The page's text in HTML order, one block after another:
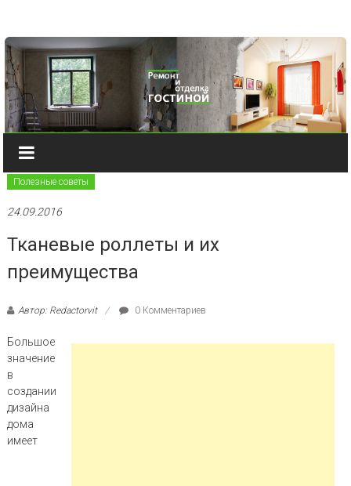
Полезные советы
24.09.2016
Тканевые роллеты и их
преимущества
Автор: Redactorvit 0 Комментариев
Большое
значение
в
создании
дизайна
дома
имеет